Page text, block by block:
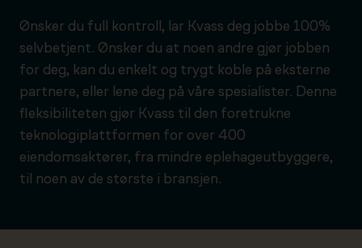
Ønsker du full kontroll, lar Kvass deg jobbe 100%
selvbetjent. Ønsker du at noen andre gjør jobben
for deg, kan du enkelt og trygt koble på eksterne
partnere, eller lene deg på våre spesialister. Denne
fleksibiliteten gjør Kvass til den foretrukne
teknologiplattformen for over 400
eiendomsaktører, fra mindre eplehageutbyggere,
til noen av de største i bransjen.